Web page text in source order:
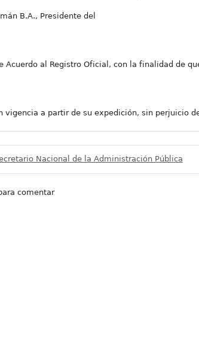
B.A., Presidente del
Acuerdo al Registro Oficial, con la finalidad de
vigencia a partir de su expedición, sin perjuicio
Nacional de la Administración Pública
comentar